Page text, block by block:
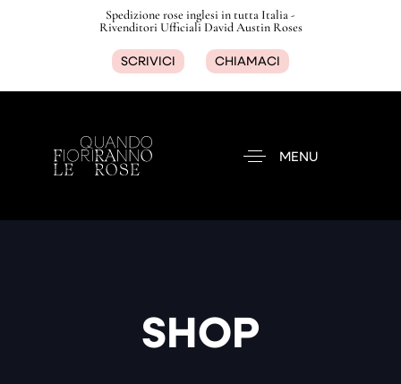
Spedizione rose inglesi in tutta Italia -
Rivenditori Ufficiali David Austin Roses
SCRIVICI CHIAMACI
MENU
SHOP